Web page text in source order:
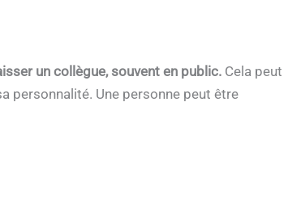
un collègue, souvent en public. Cela peut
personnalité. Une personne peut être